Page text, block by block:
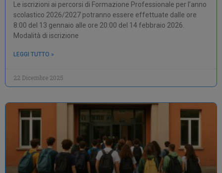
Le iscrizioni ai percorsi di Formazione Professionale per l’anno
scolastico 2026/2027 potranno essere effettuate dalle ore
8:00 del 13 gennaio alle ore 20:00 del 14 febbraio 2026.
Modalità di iscrizione
LEGGI TUTTO »
22 Dicembre 2025